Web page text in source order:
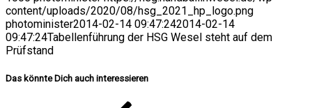
content/uploads/2020/08/hsg_2021_hp_logo.png
photominister2014-02-14 09:47:242014-02-14
09:47:24Tabellenführung der HSG Wesel steht auf dem
Prüfstand
Das könnte Dich auch interessieren